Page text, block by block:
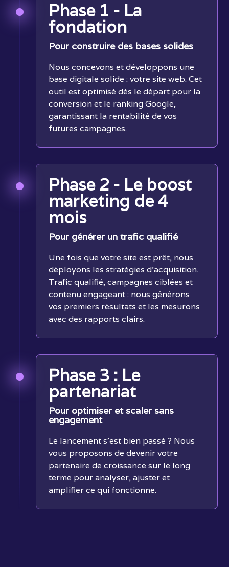
Phase 1 - La
fondation
Pour construire des bases solides
Nous concevons et développons une
base digitale solide : votre site web. Cet
outil est optimisé dès le départ pour la
conversion et le ranking Google,
garantissant la rentabilité de vos
futures campagnes.
Phase 2 - Le boost
marketing de 4
mois
Pour générer un trafic qualifié
Une fois que votre site est prêt, nous
déployons les stratégies d'acquisition.
Trafic qualifié, campagnes ciblées et
contenu engageant : nous générons
vos premiers résultats et les mesurons
avec des rapports clairs.
Phase 3 : Le
partenariat
Pour optimiser et scaler sans
engagement
Le lancement s'est bien passé ? Nous
vous proposons de devenir votre
partenaire de croissance sur le long
terme pour analyser, ajuster et
amplifier ce qui fonctionne.